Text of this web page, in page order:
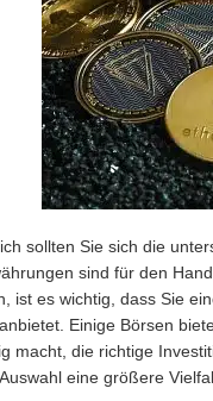
sollten Sie sich die
sind für den
ist es wichtig, dass Sie
Einige Börsen
macht, die richtige
eine größere